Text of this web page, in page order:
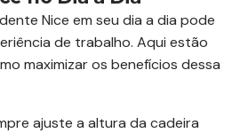
Nice em seu dia a dia pode
de trabalho. Aqui estão
maximizar os benefícios dessa
ajuste a altura da cadeira